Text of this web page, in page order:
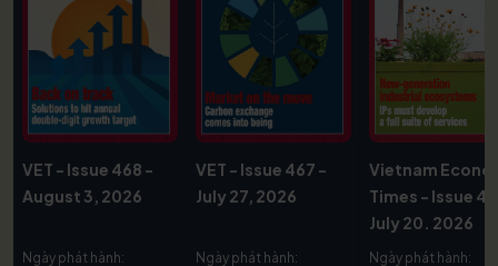
VET - Issue 468 -
August 3, 2026
Ngày phát hành:
VET - Issue 467 -
July 27, 2026
Ngày phát hành:
Vietnam
Times - Issue
July 20. 2026
Ngày phát hành: